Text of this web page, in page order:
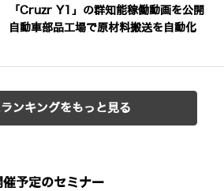
「Cruzr Y1」の群知能稼働動画を公開
自動車部品工場で原材料搬送を自動化
ンキングをもっと見る
催予定のセミナー